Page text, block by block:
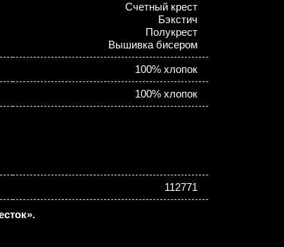
Счетный крест
Бэкстич
Полукрест
Вышивка бисером
100% хлопок
100% хлопок
112771